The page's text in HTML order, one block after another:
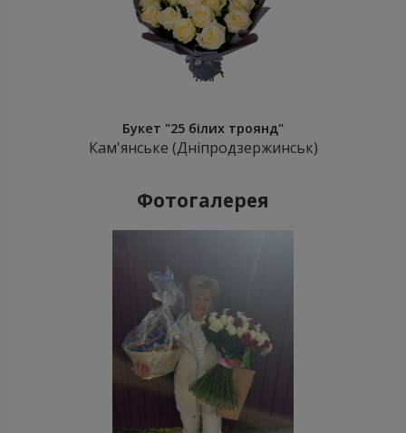
Букет "25 білих троянд"
Кам'янське (Дніпродзержинськ)
Фотогалерея